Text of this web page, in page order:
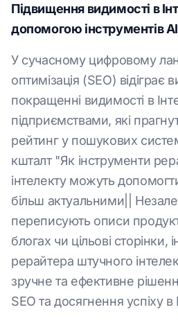
Підвищення видимості в
допомогою інструментів
У сучасному цифровому
оптимізація (SEO) відіграє
покращенні видимості в
підприємствами, які
рейтинг у пошукових
кшталт "Як інструменти
інтелекту можуть
більш актуальними||
переписують описи
блогах чи цільові сторінки,
рерайтера штучного
зручне та ефективне
SEO та досягнення успіху в